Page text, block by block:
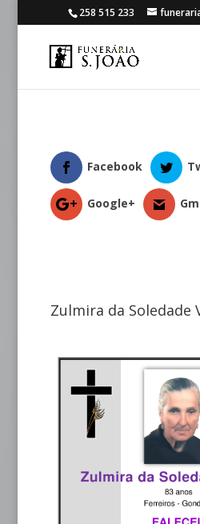
258 515 233
Facebook
Google+
Zulmira da Soledade